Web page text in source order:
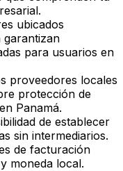
ubicados
garantizan
para usuarios en
proveedores locales
protección de
Panamá.
de establecer
sin intermediarios.
de facturación
moneda local.